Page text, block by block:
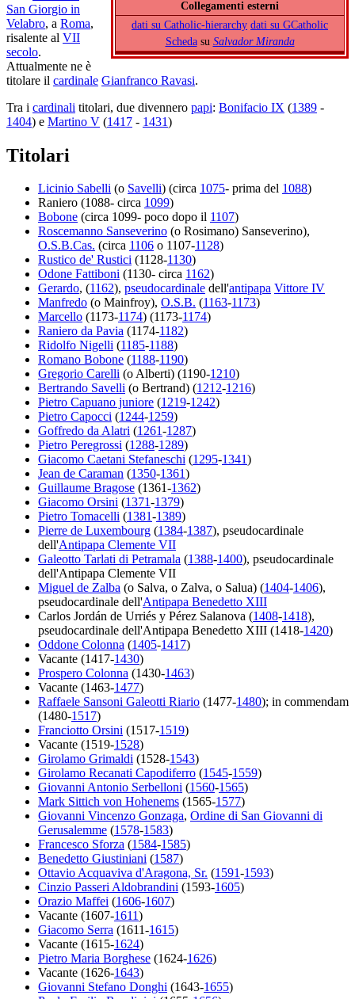
Collegamenti esterni
dati su Catholic-hierarchy dati su GCatholic
Schedasu Salvador Miranda
San Giorgio in
Velabro, a Roma,
risalente al VII
secolo.
Attualmente ne è
titolare il cardinale Gianfranco Ravasi.
Tra i cardinali titolari, due divennero papi: Bonifacio IX (1389 -
1404) e Martino V (1417 - 1431)
Titolari
Licinio Sabelli (o Savelli) (circa 1075- prima del 1088)
Raniero (1088- circa 1099)
Bobone (circa 1099- poco dopo il 1107)
Roscemanno Sanseverino (o Rosimano) Sanseverino),
O.S.B.Cas. (circa 1106 o 1107-1128)
Rustico de' Rustici (1128-1130)
Odone Fattiboni (1130- circa 1162)
Gerardo, (1162), pseudocardinale dell'antipapa Vittore IV
Manfredo (o Mainfroy), O.S.B. (1163-1173)
Marcello (1173-1174) (1173-1174)
Raniero da Pavia (1174-1182)
Ridolfo Nigelli (1185-1188)
Romano Bobone (1188-1190)
Gregorio Carelli (o Alberti) (1190-1210)
Bertrando Savelli (o Bertrand) (1212-1216)
Pietro Capuano juniore (1219-1242)
Pietro Capocci (1244-1259)
Goffredo da Alatri (1261-1287)
Pietro Peregrossi (1288-1289)
Giacomo Caetani Stefaneschi (1295-1341)
Jean de Caraman (1350-1361)
Guillaume Bragose (1361-1362)
Giacomo Orsini (1371-1379)
Pietro Tomacelli (1381-1389)
Pierre de Luxembourg (1384-1387), pseudocardinale
dell'Antipapa Clemente VII
Galeotto Tarlati di Petramala (1388-1400), pseudocardinale
dell'Antipapa Clemente VII
Miguel de Zalba (o Salva, o Zalva, o Salua) (1404-1406),
pseudocardinale dell'Antipapa Benedetto XIII
Carlos Jordán de Urriés y Pérez Salanova (1408-1418),
pseudocardinale dell'Antipapa Benedetto XIII (1418-1420)
Oddone Colonna (1405-1417)
Vacante (1417-1430)
Prospero Colonna (1430-1463)
Vacante (1463-1477)
Raffaele Sansoni Galeotti Riario (1477-1480); in commendam
(1480-1517)
Franciotto Orsini (1517-1519)
Vacante (1519-1528)
Girolamo Grimaldi (1528-1543)
Girolamo Recanati Capodiferro (1545-1559)
Giovanni Antonio Serbelloni (1560-1565)
Mark Sittich von Hohenems (1565-1577)
Giovanni Vincenzo Gonzaga, Ordine di San Giovanni di
Gerusalemme (1578-1583)
Francesco Sforza (1584-1585)
Benedetto Giustiniani (1587)
Ottavio Acquaviva d'Aragona, Sr. (1591-1593)
Cinzio Passeri Aldobrandini (1593-1605)
Orazio Maffei (1606-1607)
Vacante (1607-1611)
Giacomo Serra (1611-1615)
Vacante (1615-1624)
Pietro Maria Borghese (1624-1626)
Vacante (1626-1643)
Giovanni Stefano Donghi (1643-1655)